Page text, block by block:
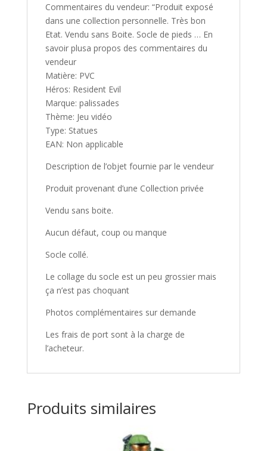
Commentaires du vendeur: “Produit exposé
dans une collection personnelle. Très bon
Etat. Vendu sans Boite. Socle de pieds … En
savoir plusa propos des commentaires du
vendeur
Matière: PVC
Héros: Resident Evil
Marque: palissades
Thème: Jeu vidéo
Type: Statues
EAN: Non applicable
Description de l’objet fournie par le vendeur
Produit provenant d’une Collection privée
Vendu sans boite.
Aucun défaut, coup ou manque
Socle collé.
Le collage du socle est un peu grossier mais
ça n’est pas choquant
Photos complémentaires sur demande
Les frais de port sont à la charge de
l’acheteur.
Produits similaires